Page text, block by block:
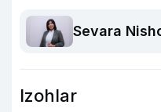
Sevara
Izohlar